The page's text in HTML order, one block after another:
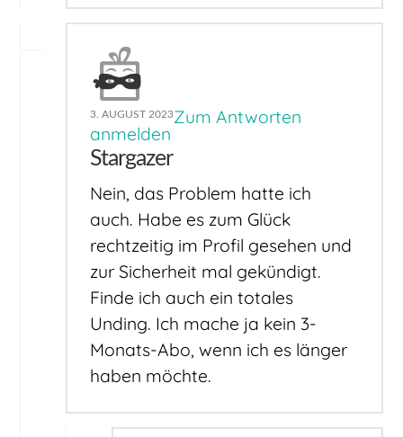
3. AUGUST 2023Zum Antworten
anmelden
Stargazer
Nein, das Problem hatte ich
auch. Habe es zum Glück
rechtzeitig im Profil gesehen und
zur Sicherheit mal gekündigt.
Finde ich auch ein totales
Unding. Ich mache ja kein 3-
Monats-Abo, wenn ich es länger
haben möchte.